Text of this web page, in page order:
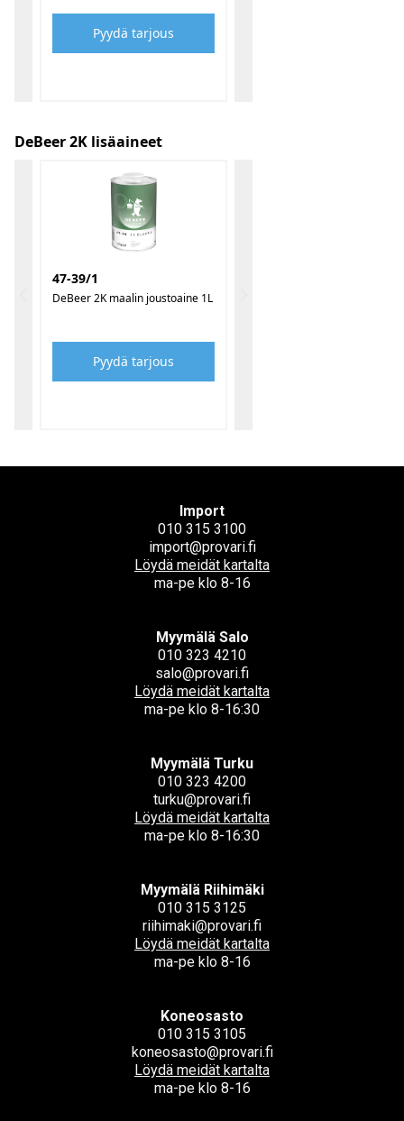
Pyydä tarjous
DeBeer 2K lisäaineet
47-39/1
DeBeer 2K maalin joustoaine 1L
Pyydä tarjous
Import
010 315 3100
import@provari.fi
Löydä meidät kartalta
ma-pe klo 8-16
Myymälä Salo
010 323 4210
salo@provari.fi
Löydä meidät kartalta
ma-pe klo 8-16:30
Myymälä Turku
010 323 4200
turku@provari.fi
Löydä meidät kartalta
ma-pe klo 8-16:30
Myymälä Riihimäki
010 315 3125
riihimaki@provari.fi
Löydä meidät kartalta
ma-pe klo 8-16
Koneosasto
010 315 3105
koneosasto@provari.fi
Löydä meidät kartalta
ma-pe klo 8-16